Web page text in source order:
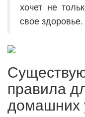
хочет не
свое здоровье.
правила
домашних